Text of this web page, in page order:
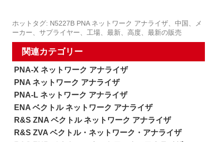
ホットタグ: N5227B PNA ネットワーク アナライザ、中国、メ
ーカー、サプライヤー、工場、最新、高度、最新の販売
関連カテゴリー
PNA-X ネットワーク アナライザ
PNA ネットワーク アナライザ
PNA-L ネットワーク アナライザ
ENA ベクトル ネットワーク アナライザ
R&S ZNA ベクトル ネットワーク アナライザ
R&S ZVA ベクトル・ネットワーク・アナライザ